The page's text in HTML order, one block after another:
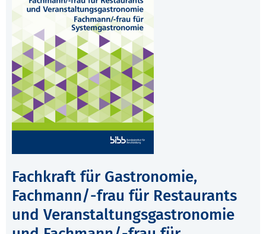
Fachkraft für Gastronomie,
Fachmann/-frau für Restaurants
und Veranstaltungsgastronomie